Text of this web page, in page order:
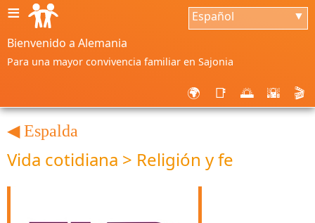
≡ Español ▼
Bienvenido a Alemania
Para una mayor convivencia familiar en Sajonia
🌍 📑 🌅 🌇 🎬
◀ Espalda
Vida cotidiana > Religión y fe